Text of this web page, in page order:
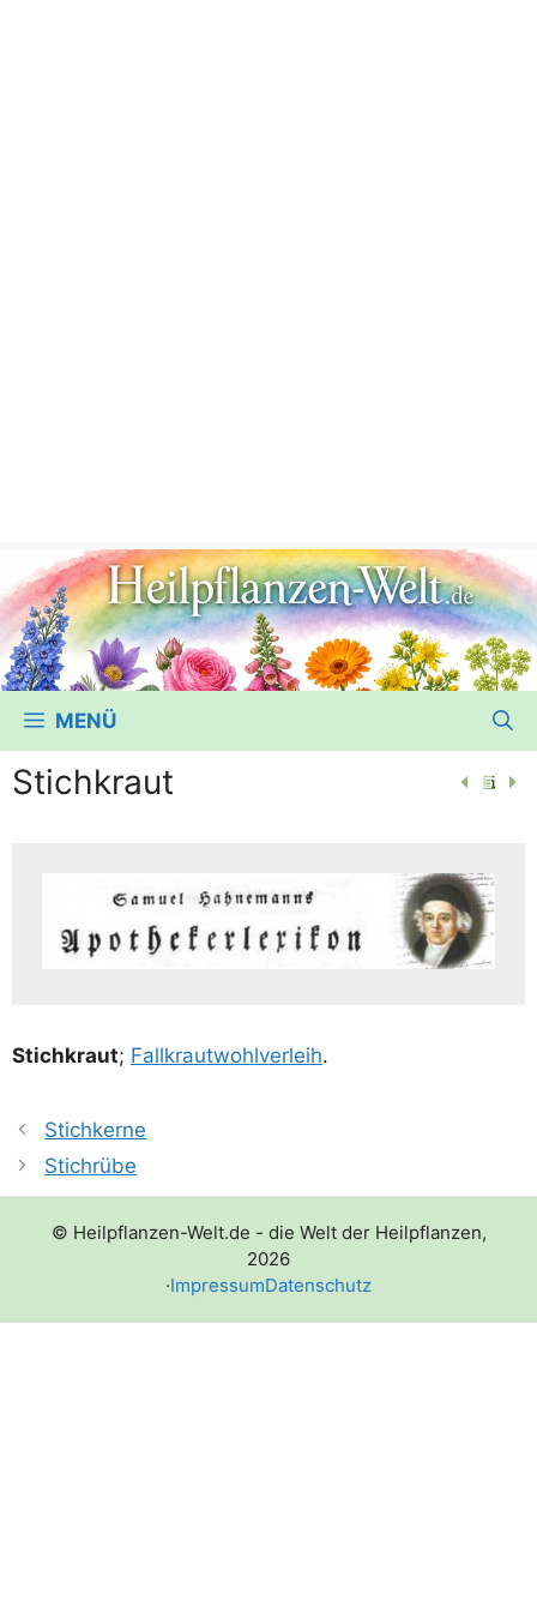
MENÜ
Stichkraut
Stich­kraut; Fall­kraut­wohl­ver­leih.
Stichkerne
Stichrübe
© Heilpflanzen-Welt.de - die Welt der Heilpflanzen,
2026
·ImpressumDatenschutz